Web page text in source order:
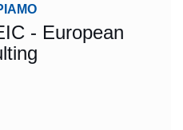
- European